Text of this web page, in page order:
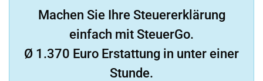
Machen Sie Ihre Steuererklärung
einfach mit SteuerGo.
Ø 1.370 Euro Erstattung in unter einer
Stunde.